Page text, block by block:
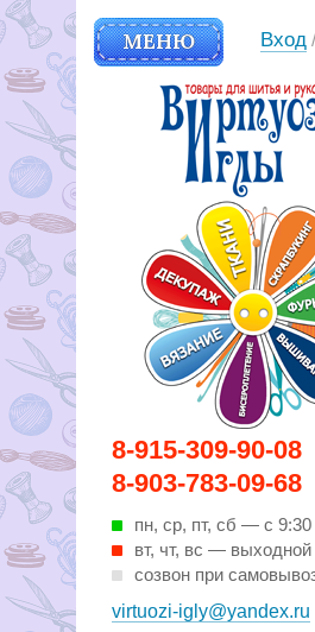
8-915-309-90-08
8-903-783-09-68
пн, ср, пт, cб — с
вт, чт, вс — выходной
созвон при
virtuozi-igly@yandex.ru
МЕНЮ
Вирутозы иглы.
шитья и рукоделья
Вход /